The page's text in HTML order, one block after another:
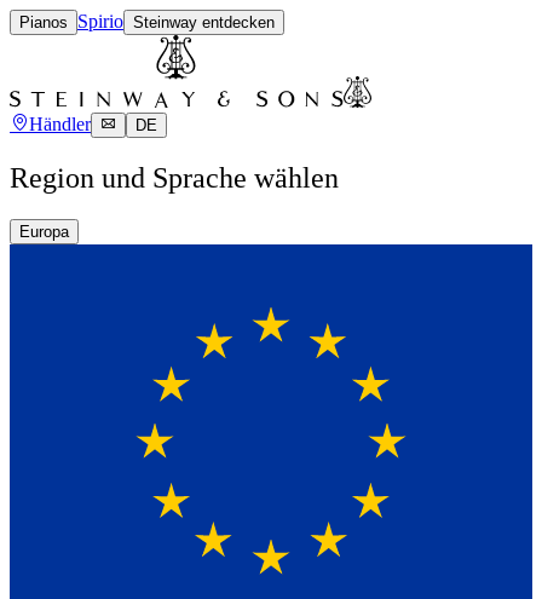
Pianos Spirio Steinway entdecken
Händler DE
Region und Sprache wählen
Europa